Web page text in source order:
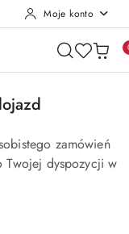
Moje konto
zamówień
Twojej dyspozycji w